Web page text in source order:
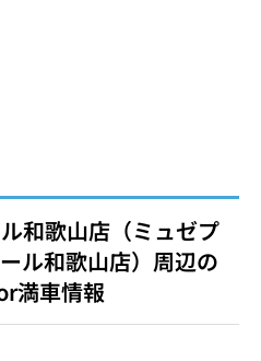
和歌山店（ミュゼプ
ル和歌山店）周辺の
満車情報